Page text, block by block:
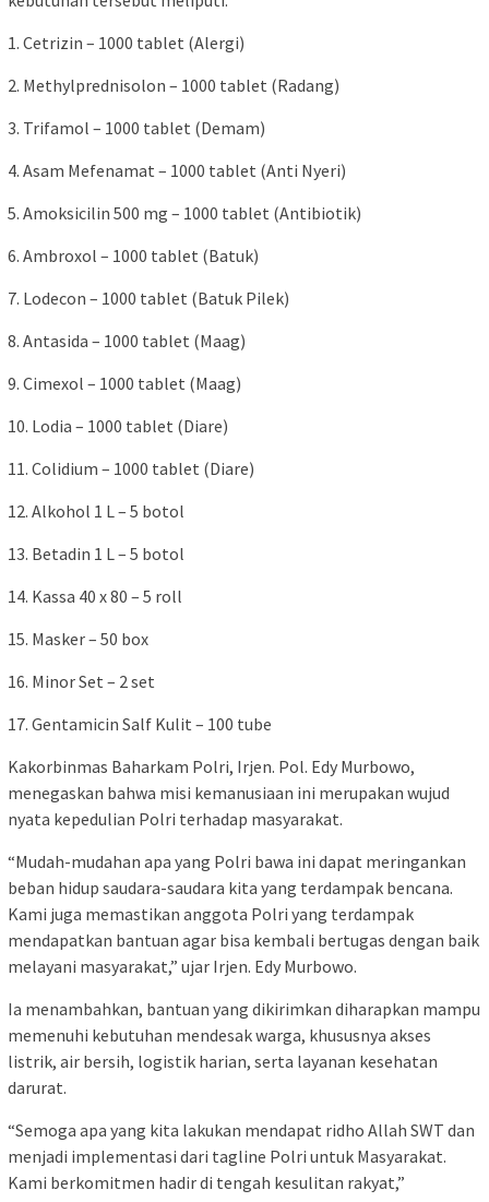
1. Cetrizin – 1000 tablet (Alergi)
2. Methylprednisolon – 1000 tablet (Radang)
3. Trifamol – 1000 tablet (Demam)
4. Asam Mefenamat – 1000 tablet (Anti Nyeri)
5. Amoksicilin 500 mg – 1000 tablet (Antibiotik)
6. Ambroxol – 1000 tablet (Batuk)
7. Lodecon – 1000 tablet (Batuk Pilek)
8. Antasida – 1000 tablet (Maag)
9. Cimexol – 1000 tablet (Maag)
10. Lodia – 1000 tablet (Diare)
11. Colidium – 1000 tablet (Diare)
12. Alkohol 1 L – 5 botol
13. Betadin 1 L – 5 botol
14. Kassa 40 x 80 – 5 roll
15. Masker – 50 box
16. Minor Set – 2 set
17. Gentamicin Salf Kulit – 100 tube
Kakorbinmas Baharkam Polri, Irjen. Pol. Edy Murbowo,
menegaskan bahwa misi kemanusiaan ini merupakan wujud
nyata kepedulian Polri terhadap masyarakat.
“Mudah-mudahan apa yang Polri bawa ini dapat meringankan
beban hidup saudara-saudara kita yang terdampak bencana.
Kami juga memastikan anggota Polri yang terdampak
mendapatkan bantuan agar bisa kembali bertugas dengan baik
melayani masyarakat,” ujar Irjen. Edy Murbowo.
Ia menambahkan, bantuan yang dikirimkan diharapkan mampu
memenuhi kebutuhan mendesak warga, khususnya akses
listrik, air bersih, logistik harian, serta layanan kesehatan
darurat.
“Semoga apa yang kita lakukan mendapat ridho Allah SWT dan
menjadi implementasi dari tagline Polri untuk Masyarakat.
Kami berkomitmen hadir di tengah kesulitan rakyat,”